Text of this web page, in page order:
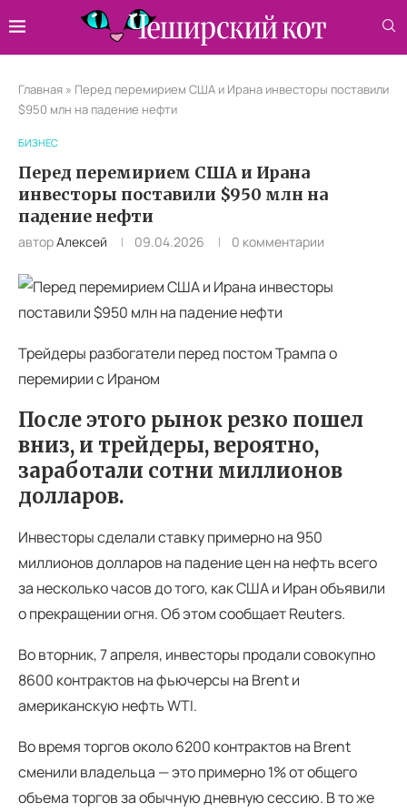
Главная » Перед перемирием США и Ирана инвесторы поставили
$950 млн на падение нефти
БИЗНЕС
Перед перемирием США и Ирана
инвесторы поставили $950 млн на
падение нефти
авторАлексей 09.04.2026 0 комментарии
Трейдеры разбогатели перед постом Трампа о
перемирии с Ираном
После этого рынок резко пошел
вниз, и трейдеры, вероятно,
заработали сотни миллионов
долларов.
Инвесторы сделали ставку примерно на 950
миллионов долларов на падение цен на нефть всего
за несколько часов до того, как США и Иран объявили
о прекращении огня. Об этом сообщает Reuters.
Во вторник, 7 апреля, инвесторы продали совокупно
8600 контрактов на фьючерсы на Brent и
американскую нефть WTI.
Во время торгов около 6200 контрактов на Brent
сменили владельца — это примерно 1% от общего
объема торгов за обычную дневную сессию. В то же